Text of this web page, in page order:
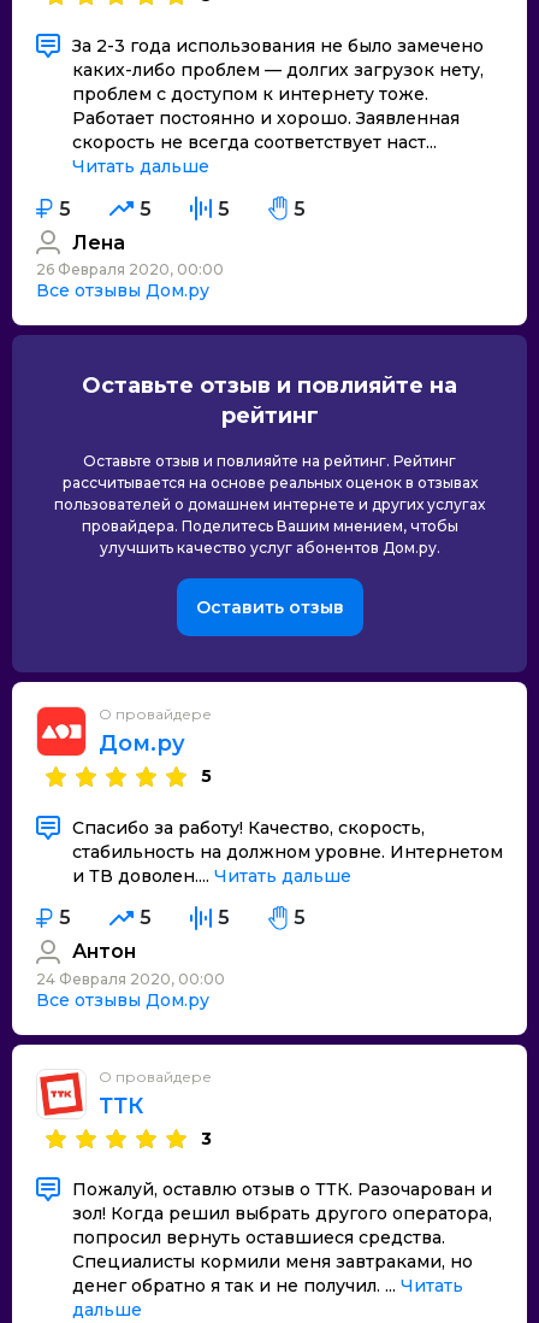
За 2-3 года использования не было замечено
каких-либо проблем — долгих загрузок нету,
проблем с доступом к интернету тоже.
Работает постоянно и хорошо. Заявленная
скорость не всегда соответствует наст...
Читать дальше
5 5 5
5
Лена
26 Февраля 2020, 00:00
Все отзывы Дом.ру
Оставьте отзыв и повлияйте на
рейтинг
Оставьте отзыв и повлияйте на рейтинг. Рейтинг
рассчитывается на основе реальных оценок в отзывах
пользователей о домашнем интернете и других услугах
провайдера. Поделитесь Вашим мнением, чтобы
улучшить качество услуг абонентов Дом.ру.
Оставить отзыв
О провайдере
Дом.ру
5
Спасибо за работу! Качество, скорость,
стабильность на должном уровне. Интернетом
и ТВ доволен.... Читать дальше
5 5 5
5
Антон
24 Февраля 2020, 00:00
Все отзывы Дом.ру
О провайдере
ТТК
3
Пожалуй, оставлю отзыв о ТТК. Разочарован и
зол! Когда решил выбрать другого оператора,
попросил вернуть оставшиеся средства.
Специалисты кормили меня завтраками, но
денег обратно я так и не получил. ... Читать
дальше